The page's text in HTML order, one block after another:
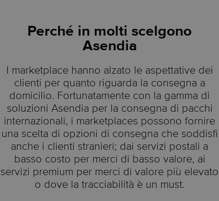
Perché in molti scelgono
Asendia
I marketplace hanno alzato le aspettative dei
clienti per quanto riguarda la consegna a
domicilio. Fortunatamente con la gamma di
soluzioni Asendia per la consegna di pacchi
internazionali, i marketplaces possono fornire
una scelta di opzioni di consegna che soddisfi
anche i clienti stranieri; dai servizi postali a
basso costo per merci di basso valore, ai
servizi premium per merci di valore più elevato
o dove la tracciabilità è un must.